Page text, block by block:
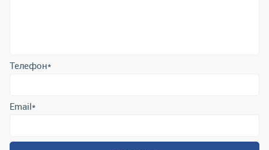
Отправляя форму вы подтверждаете согласие с